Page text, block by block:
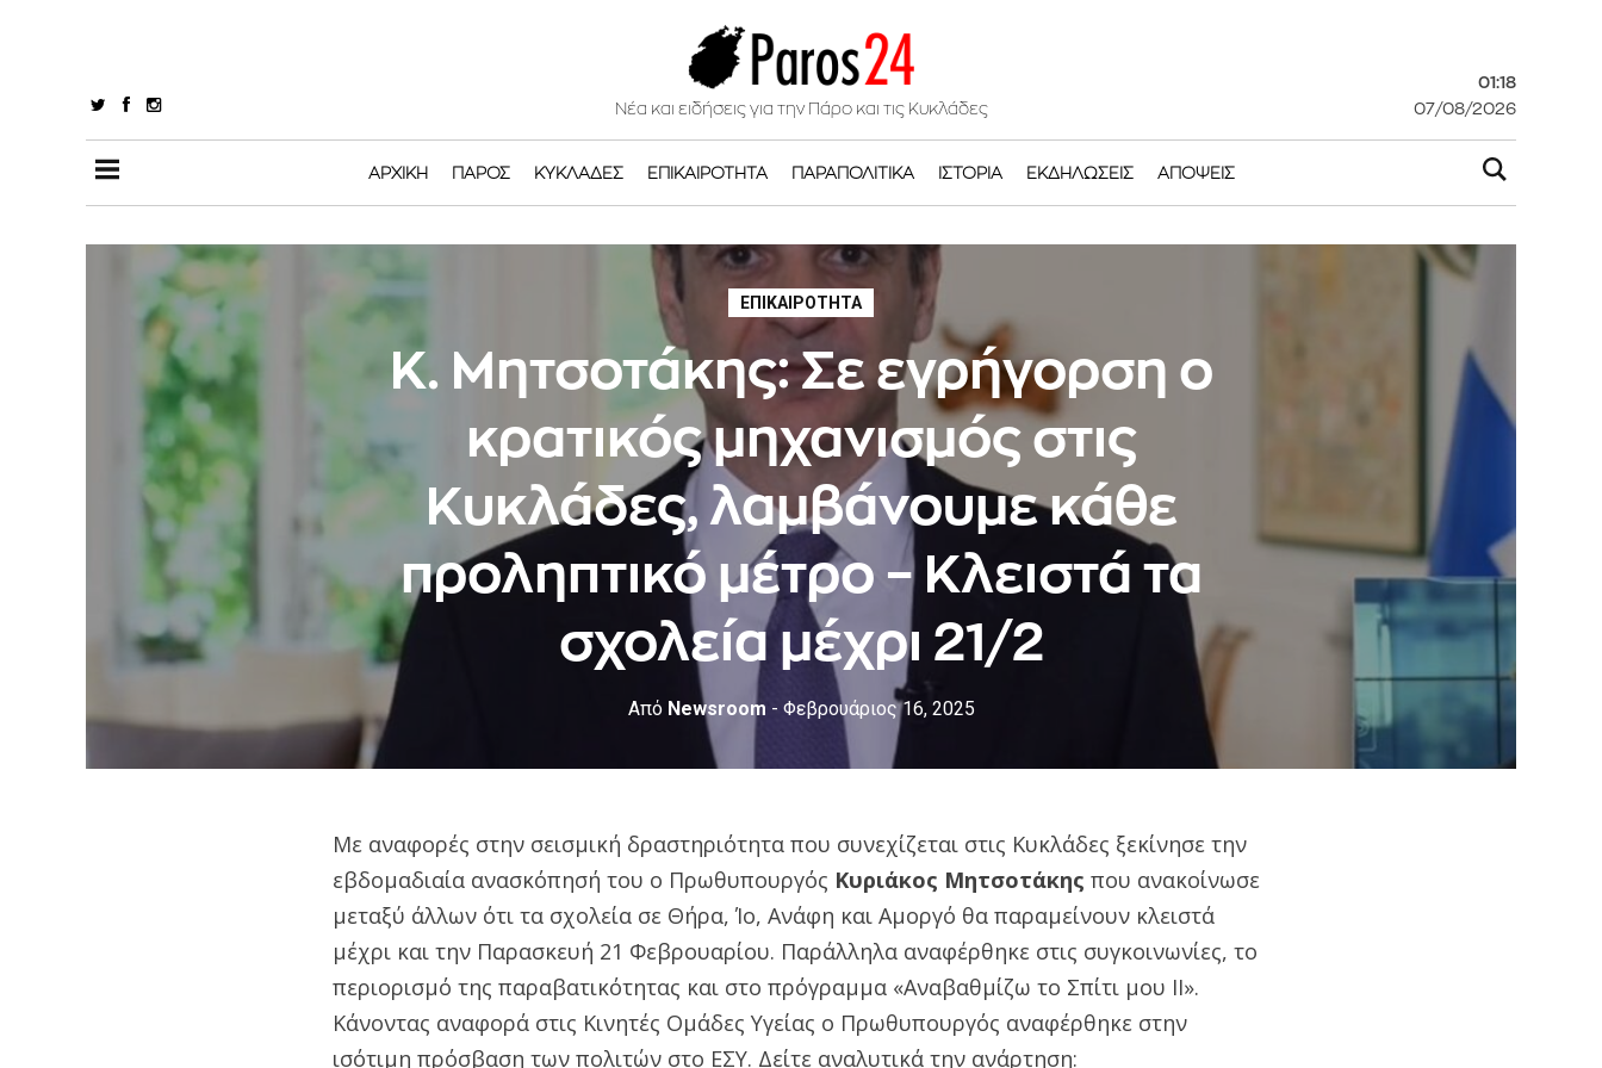
Νέα και ειδήσεις για την Πάρο και τις Κυκλάδες
01:18
07/08/2026
ΑΡΧΙΚΉ ΠΆΡΟΣ ΚΥΚΛΆΔΕΣ ΕΠΙΚΑΙΡΌΤΗΤΑ ΠΑΡΑΠΟΛΙΤΙΚΆ ΙΣΤΟΡΊΑ ΕΚΔΗΛΏΣΕΙΣ ΑΠΌΨΕΙΣ
ΕΠΙΚΑΙΡΌΤΗΤΑ
K. Mητσοτάκης: Σε εγρήγορση ο
κρατικός μηχανισμός στις
Κυκλάδες, λαμβάνουμε κάθε
προληπτικό μέτρο – Κλειστά τα
σχολεία μέχρι 21/2
ΑπόNewsroom - Φεβρουάριος 16, 2025
Mε αναφορές στην σεισμική δραστηριότητα που συνεχίζεται στις Κυκλάδες ξεκίνησε την
εβδομαδιαία ανασκόπησή του ο Πρωθυπουργός Κυριάκος Μητσοτάκης που ανακοίνωσε
μεταξύ άλλων ότι τα σχολεία σε Θήρα, Ίο, Ανάφη και Αμοργό θα παραμείνουν κλειστά
μέχρι και την Παρασκευή 21 Φεβρουαρίου. Παράλληλα αναφέρθηκε στις συγκοινωνίες, το
περιορισμό της παραβατικότητας και στο πρόγραμμα «Αναβαθμίζω το Σπίτι μου ΙΙ».
Κάνοντας αναφορά στις Κινητές Ομάδες Υγείας ο Πρωθυπουργός αναφέρθηκε στην
ισότιμη πρόσβαση των πολιτών στο ΕΣΥ. Δείτε αναλυτικά την ανάρτηση: